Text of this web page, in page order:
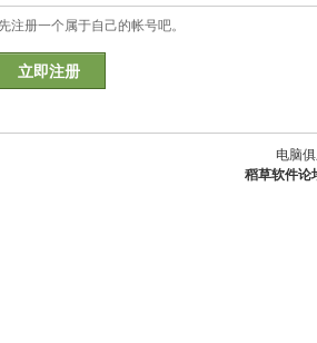
注册一个属于自己的帐号吧。
立即注册
电脑
稻草软件论